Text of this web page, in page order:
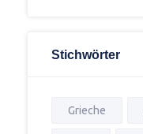
Stichwörter
Grieche